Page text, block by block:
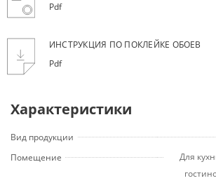
Pdf
ИНСТРУКЦИЯ ПО ПОКЛЕЙКЕ ОБОЕВ
Pdf
Характеристики
Вид продукции
Помещение
Для